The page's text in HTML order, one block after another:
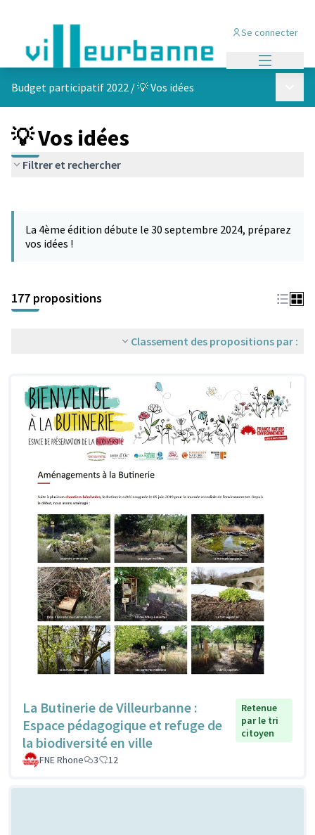
Se connecter
Budget participatif 2022 /💡 Vos idées
💡 Vos idées
Filtrer et rechercher
−
La 4ème édition débute le 30 septembre 2024, préparez
vos idées !
177 propositions
Classement des propositions par :
La Butinerie de Villeurbanne :
Espace pédagogique et refuge de
la biodiversité en ville
Retenue
par le tri
citoyen
FNE Rhone 3 12